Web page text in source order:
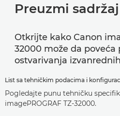
Preuzmi sadržaj
Otkrijte kako Canon
32000 može da
ostvarivanja
List sa tehničkim podacima i
Pogledajte punu tehničku
imagePROGRAF TZ-32000.